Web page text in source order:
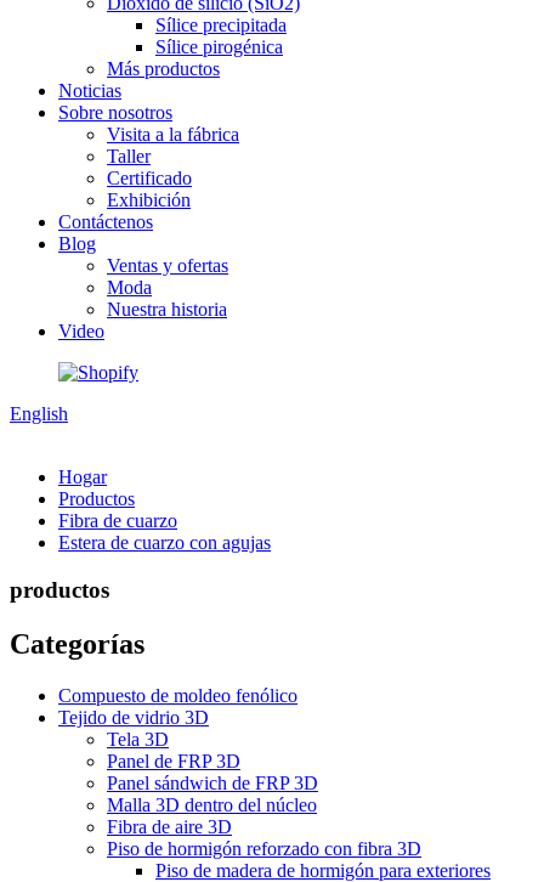
Sílice precipitada
Sílice pirogénica
Más productos
Noticias
Sobre nosotros
Visita a la fábrica
Taller
Certificado
Exhibición
Contáctenos
Blog
Ventas y ofertas
Moda
Nuestra historia
Video
English
Hogar
Productos
Fibra de cuarzo
Estera de cuarzo con agujas
productos
Categorías
Compuesto de moldeo fenólico
Tejido de vidrio 3D
Tela 3D
Panel de FRP 3D
Panel sándwich de FRP 3D
Malla 3D dentro del núcleo
Fibra de aire 3D
Piso de hormigón reforzado con fibra 3D
Piso de madera de hormigón para exteriores